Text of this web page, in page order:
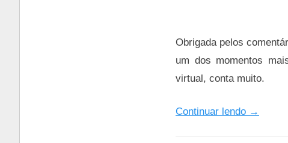
Obrigada pelos
um dos momentos
virtual, conta muito.
Continuar lendo “Ausência
→